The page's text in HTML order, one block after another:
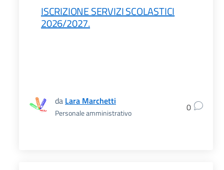
ISCRIZIONE SERVIZI SCOLASTICI
2026/2027.
da Lara Marchetti
Personale amministrativo 0